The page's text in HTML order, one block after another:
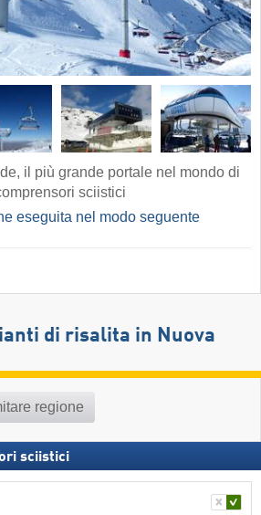
il più grande portale nel mondo di
sciistici
eseguita nel modo seguente
di risalita in Nuova
regione
sciistici